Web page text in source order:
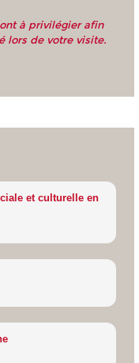
à privilégier afin
lors de votre visite.
et culturelle en